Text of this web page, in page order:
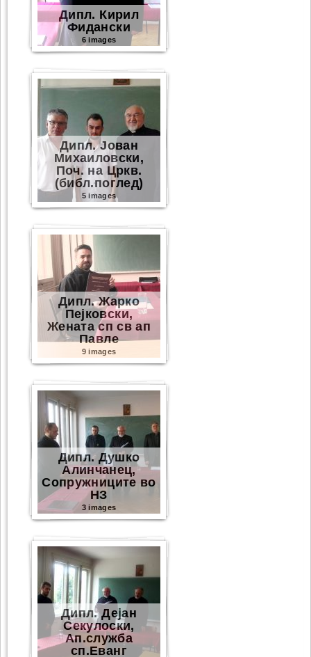
Дипл. Кирил
Фидански
6 images
Дипл. Јован
Михаиловски,
Поч. на Цркв.
(библ.поглед)
5 images
Дипл. Жарко
Пејковски,
Жената сп св ап
Павле
9 images
Дипл. Душко
Алинчанец,
Сопружниците во
НЗ
3 images
Дипл. Дејан
Секулоски,
Ап.служба
сп.Еванг